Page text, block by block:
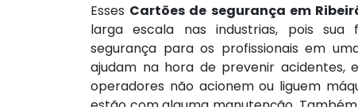
Esses Cartões de segurança em
larga escala nas industrias, pois sua
segurança para os profissionais em
ajudam na hora de prevenir acidentes,
operadores não acionem ou liguem